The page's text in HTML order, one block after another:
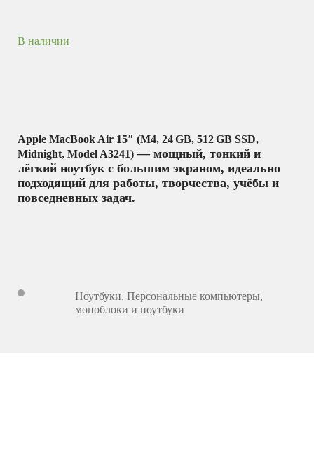
В наличии
Apple MacBook Air 15″ (M4, 24 GB, 512 GB SSD,
Midnight, Model A3241) — мощный, тонкий и
лёгкий ноутбук с большим экраном, идеально
подходящий для работы, творчества, учёбы и
повседневных задач.
Ноутбуки, Персональные компьютеры,
моноблоки и ноутбуки